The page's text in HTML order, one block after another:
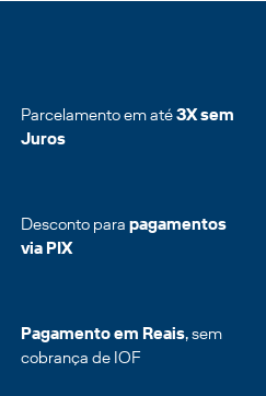
Parcelamento em até3X sem
Juros
Desconto para pagamentos
via PIX
Pagamento em Reais, sem
cobrança de IOF